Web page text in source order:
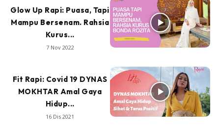
Glow Up Rapi: Puasa, Tapi
Mampu Bersenam. Rahsia
Kurus...
7 Nov 2022
Fit Rapi: Covid 19 DYNAS
MOKHTAR Amal Gaya
Hidup...
16 Dis 2021